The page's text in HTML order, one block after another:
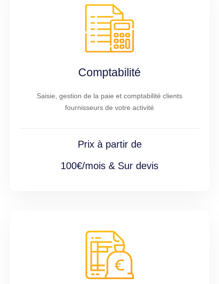
Comptabilité
Saisie, gestion de la paie et comptabilité clients
fournisseurs de votre activité
Prix à partir de
100€/mois & Sur devis